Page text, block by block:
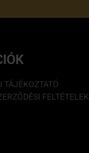
TÁJÉKOZTATÓ
FELTÉTELEK